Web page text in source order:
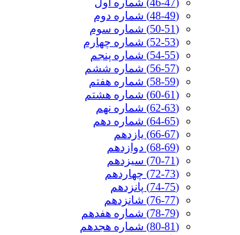
(48-49) شماره دوم
(50-51) شماره سوم
(52-53) شماره چهارم
(54-55) شماره پنجم
(56-57) شماره ششم
(58-59) شماره هفتم
(60-61) شماره هشتم
(62-63) شماره نهم
(64-65) شماره دهم
(66-67) یازدهم
(68-69) دوازدهم
(70-71) سیزدهم
(72-73) چهاردهم
(74-75) پانزدهم
(76-77) شانزدهم
(78-79) شماره هفدهم
(80-81) شماره هجدهم